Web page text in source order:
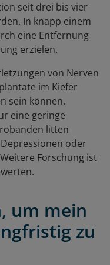
seit drei bis vier
In knapp einem
eine Entfernung
erzielen.
von Nerven
im Kiefer
sein können.
eine geringe
litten
oder
Forschung ist
um mein
zu